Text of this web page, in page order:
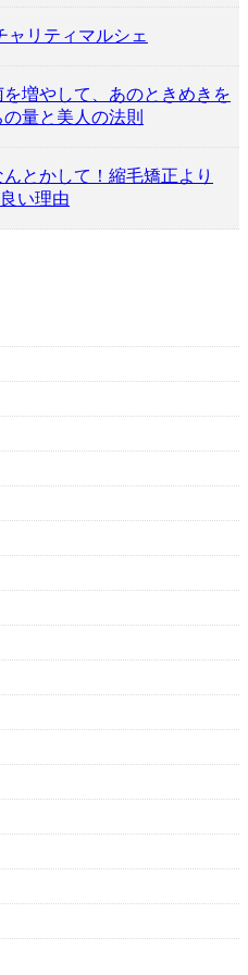
ャリティマルシェ
増やして、あのときめきを
量と美人の法則
とかして！縮毛矯正より
い理由